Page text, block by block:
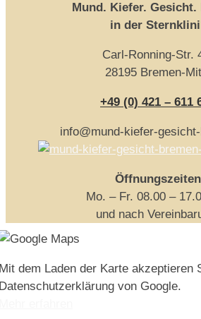
Mund. Kiefer. Gesicht.
in der
Carl-Ronning-Str.
28195 Bremen-
+49 (0) 421 – 611
info@mund-kiefer-
Öffnungszeiten
Mo. – Fr. 08.00 –
und nach
dem Laden der Karte akzeptieren
von Google.